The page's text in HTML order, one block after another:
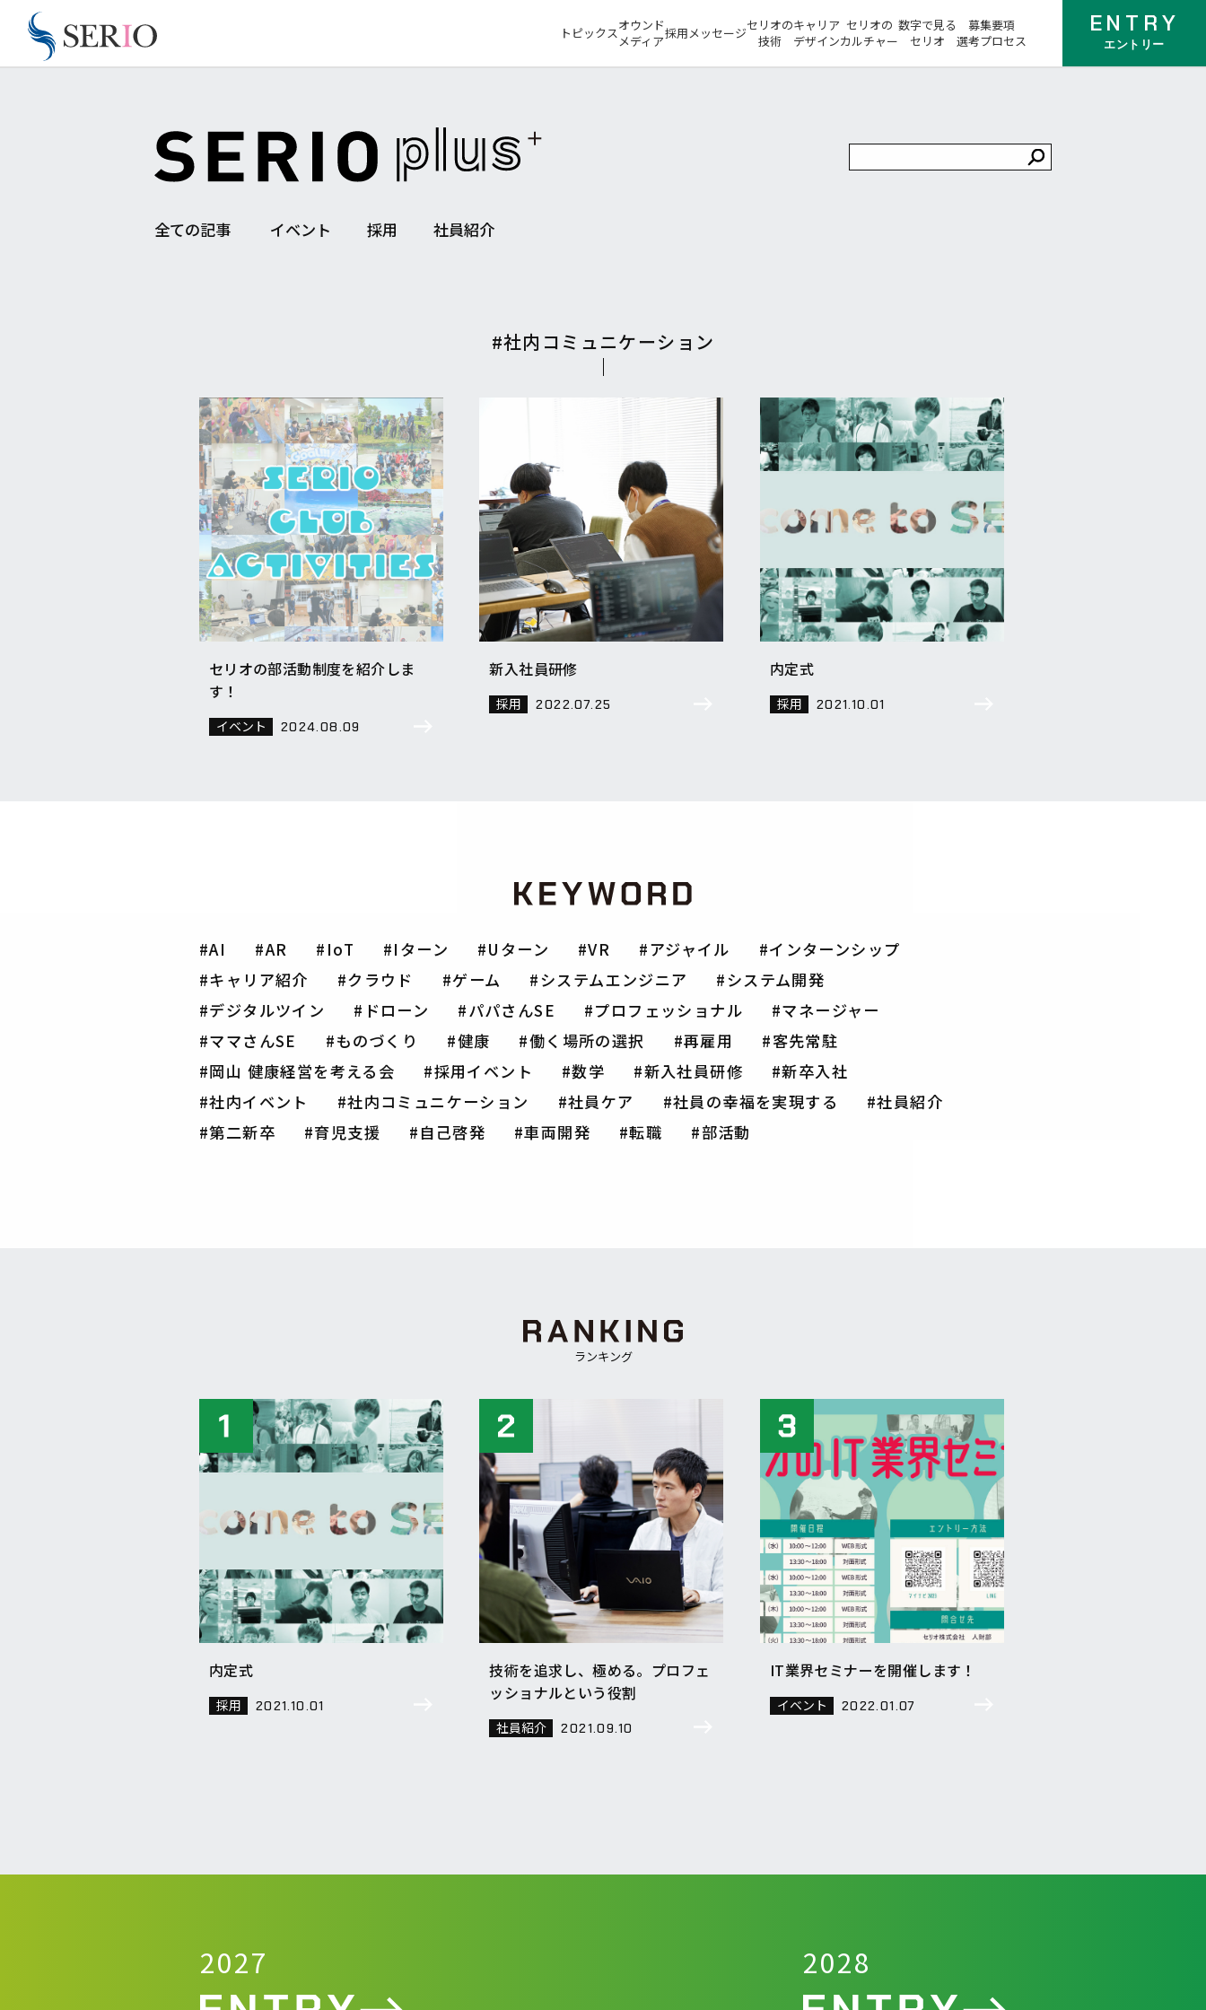
トピックスオウンド
メディア採用メッセージセリオの
技術
キャリア
デザイン
セリオの
カルチャー
数字で見る
セリオ
募集要項
選考プロセス
ENTRY
エントリー
全ての記事 イベント 採用 社員紹介
#社内コミュニケーション
セリオの部活動制度を紹介しま
す！
イベント 2024.08.09
新入社員研修
採用 2022.07.25
内定式
採用 2021.10.01
AI AR IoT Iターン Uターン VR アジャイル
インターンシップ
キャリア紹介
クラウド ゲーム システムエンジニア
システム開発
デジタルツイン
ドローン パパさんSE プロフェッショナル
マネージャー
ママさんSE
ものづくり 健康 働く場所の選択 再雇用
客先常駐
岡山 健康経営を考える会
採用イベント 数学 新入社員研修
新卒入社
社内イベント
社内コミュニケーション 社員ケア 社員の幸福を実現する
社員紹介
第二新卒
育児支援 自己啓発 車両開発 転職 部活動
ランキング
内定式
採用 2021.10.01
技術を追求し、極める。プロフェ
ッショナルという役割
社員紹介 2021.09.10
IT業界セミナーを開催します！
イベント 2022.01.07
2028
2027